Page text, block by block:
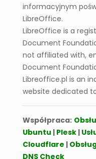
informacyjnym
LibreOffice.
LibreOffice is a
Document
not affiliated with,
Document
Libreoffice.pl is an
website dedicated
Współpraca:
Ubuntu | Plesk |
Cloudflare |
DNS Check